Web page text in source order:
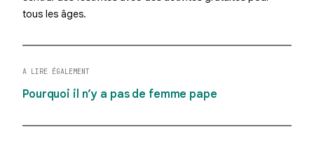
tous les âges.
A LIRE ÉGALEMENT
Pourquoi il n’y a pas de femme pape